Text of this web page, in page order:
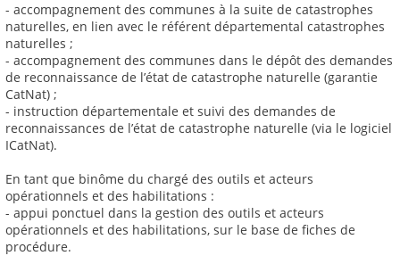
- accompagnement des communes à la suite de catastrophes
naturelles, en lien avec le référent départemental catastrophes
naturelles ;
- accompagnement des communes dans le dépôt des demandes
de reconnaissance de l’état de catastrophe naturelle (garantie
CatNat) ;
- instruction départementale et suivi des demandes de
reconnaissances de l’état de catastrophe naturelle (via le logiciel
ICatNat).
En tant que binôme du chargé des outils et acteurs
opérationnels et des habilitations :
- appui ponctuel dans la gestion des outils et acteurs
opérationnels et des habilitations, sur le base de fiches de
procédure.